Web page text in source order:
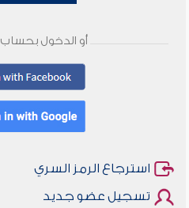
أو الدخول بحساب
استرجاع الرمز السري
تسجيل عضو جديد